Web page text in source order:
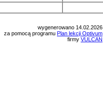
wygenerowano 14.02.2026
za pomocą programu Plan lekcji Optivum
firmy VULCAN